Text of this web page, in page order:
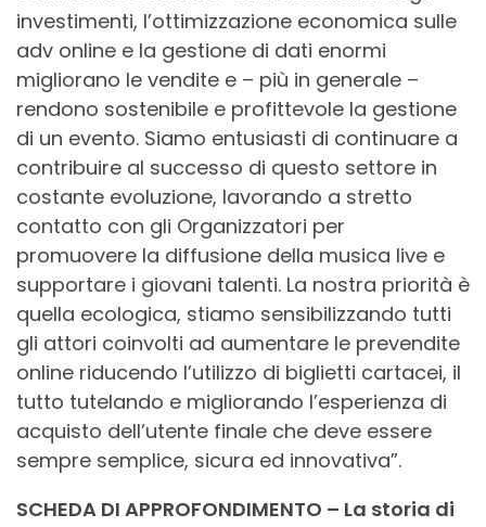
investimenti, l’ottimizzazione economica sulle
adv online e la gestione di dati enormi
migliorano le vendite e – più in generale –
rendono sostenibile e profittevole la gestione
di un evento. Siamo entusiasti di continuare a
contribuire al successo di questo settore in
costante evoluzione, lavorando a stretto
contatto con gli Organizzatori per
promuovere la diffusione della musica live e
supportare i giovani talenti. La nostra priorità è
quella ecologica, stiamo sensibilizzando tutti
gli attori coinvolti ad aumentare le prevendite
online riducendo l’utilizzo di biglietti cartacei, il
tutto tutelando e migliorando l’esperienza di
acquisto dell’utente finale che deve essere
sempre semplice, sicura ed innovativa”.
SCHEDA DI APPROFONDIMENTO – La storia di